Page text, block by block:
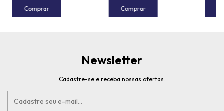
Comprar Comprar
Newsletter
Cadastre-se e receba nossas ofertas.